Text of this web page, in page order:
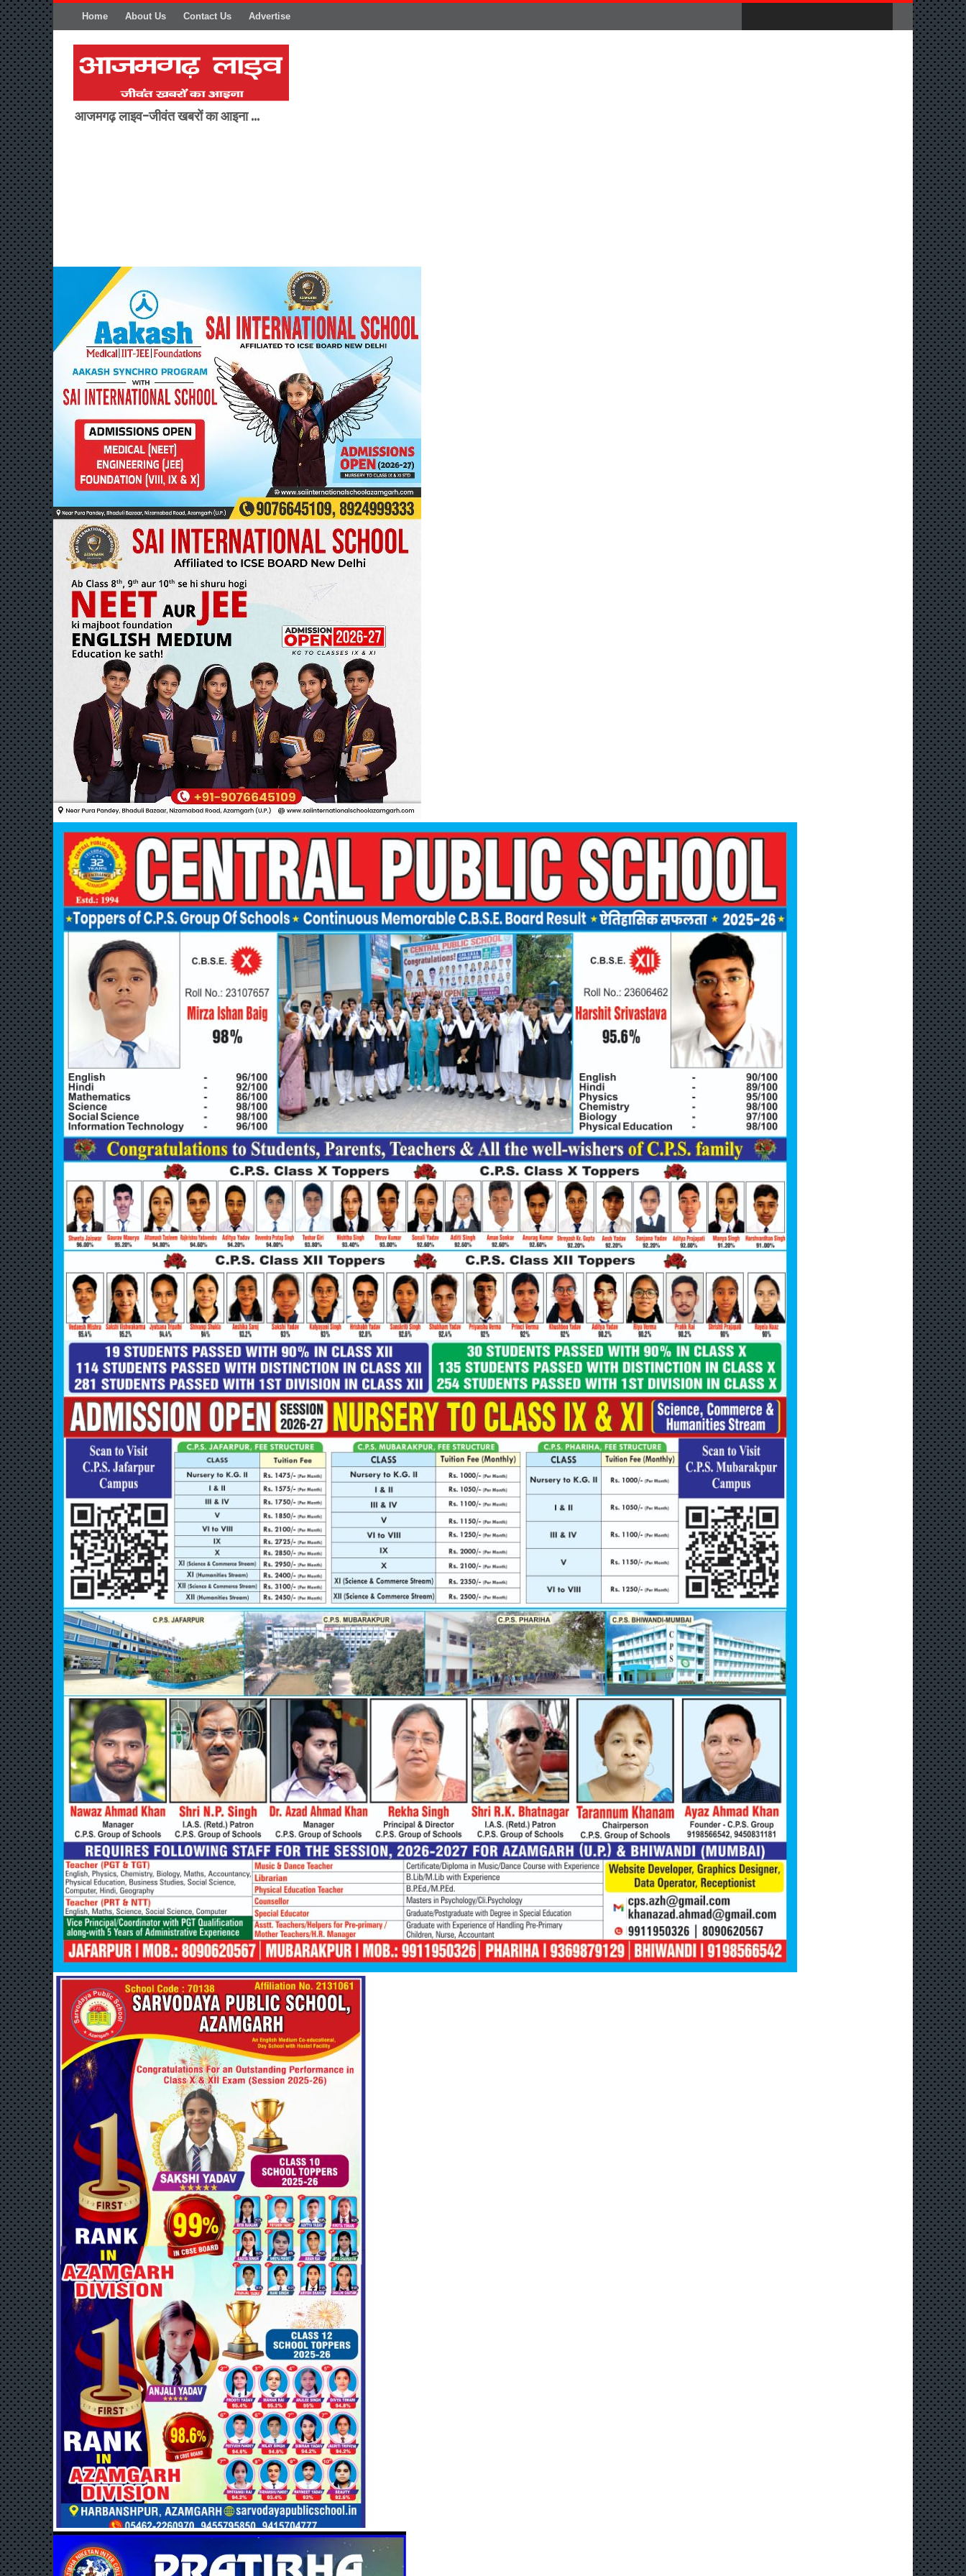
Home About Us Contact Us Advertise
आजमगढ़ लाइव-जीवंत खबरों का आइना ...